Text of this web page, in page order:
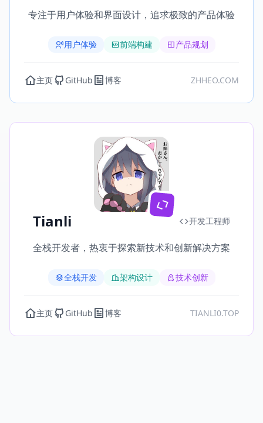
专注于用户体验和界面设计，追求极致的产品体验
用户体验 前端构建 产品规划
主页 GitHub 博客 ZHHEO.COM
Tianli 开发工程师
全栈开发者，热衷于探索新技术和创新解决方案
全栈开发 架构设计 技术创新
主页 GitHub 博客 TIANLI0.TOP